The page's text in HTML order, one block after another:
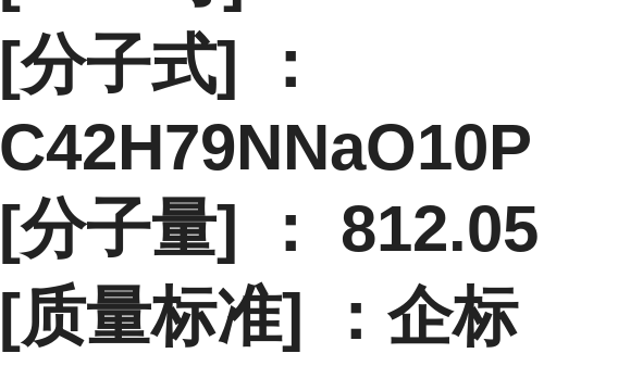
[分子式] ：
C42H79NNaO10P
[分子量] ： 812.05
[质量标准] ：企标